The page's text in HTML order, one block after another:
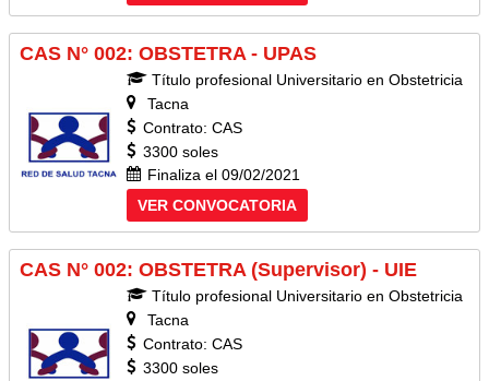
CAS N° 002: OBSTETRA - UPAS
Título profesional Universitario en Obstetricia
Tacna
Contrato: CAS
3300 soles
Finaliza el 09/02/2021
VER CONVOCATORIA
CAS N° 002: OBSTETRA (Supervisor) - UIE
Título profesional Universitario en Obstetricia
Tacna
Contrato: CAS
3300 soles